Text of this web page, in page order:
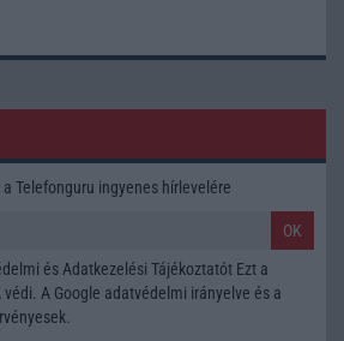
Telefonguru ingyenes hírlevelére
OK
és Adatkezelési Tájékoztatót Ezt a
A Google adatvédelmi irányelve és a